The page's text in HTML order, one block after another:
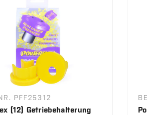
PFF25312
(12) Getriebehalterung